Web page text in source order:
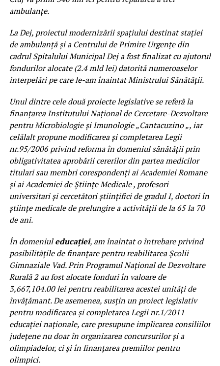
ambulanțe.
La Dej, proiectul modernizării spațiului destinat stației
de ambulanță și a Centrului de Primire Urgențe din
cadrul Spitalului Municipal Dej a fost finalizat cu ajutorul
fondurilor alocate (2.4 mld lei) datorită numeroaselor
interpelări pe care le-am înaintat Ministrului Sănătății.
Unul dintre cele două proiecte legislative se referă la
finanţarea Institutului Naţional de Cercetare-Dezvoltare
pentru Microbiologie şi Imunologie „Cantacuzino „, iar
celălalt propune modificarea şi completarea Legii
nr.95/2006 privind reforma în domeniul sănătăţii prin
obligativitatea aprobării cererilor din partea medicilor
titulari sau membri corespondenți ai Academiei Romane
și ai Academiei de Științe Medicale , profesori
universitari și cercetători științifici de gradul I, doctori în
științe medicale de prelungire a activității de la 65 la 70
de ani.
În domeniuleducației, am înaintat o întrebare privind
posibilitățile de finanțare pentru reabilitarea Școlii
Gimnaziale Vad. Prin Programul Național de Dezvoltare
Rurală 2 au fost alocate fonduri în valoare de
3,667,104.00 lei pentru reabilitarea acestei unități de
învățămant. De asemenea, susțin un proiect legislativ
pentru modificarea şi completarea Legii nr.1/2011
educaţiei naţionale, care presupune implicarea consiliilor
județene nu doar în organizarea concursurilor și a
olimpiadelor, ci și în finanțarea premiilor pentru
olimpici.